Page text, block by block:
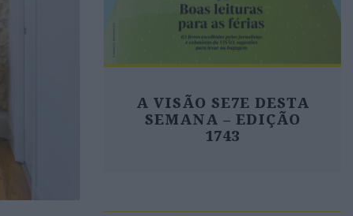
A VISÃO SE7E DESTA
SEMANA – EDIÇÃO
1743